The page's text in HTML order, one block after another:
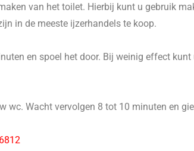
van het toilet. Hierbij kunt u gebruik
in de meeste ijzerhandels te koop.
en spoel het door. Bij weinig effect kunt
wc. Wacht vervolgen 8 tot 10 minuten en